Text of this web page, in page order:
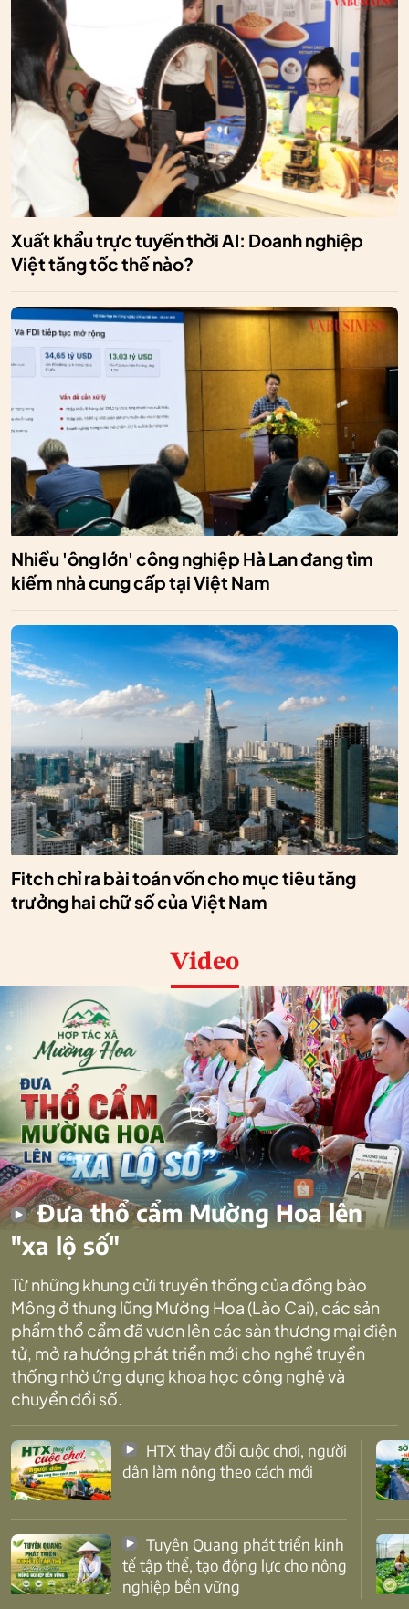
Xuất khẩu trực tuyến thời AI: Doanh nghiệp
Việt tăng tốc thế nào?
Nhiều 'ông lớn' công nghiệp Hà Lan đang tìm
kiếm nhà cung cấp tại Việt Nam
Fitch chỉ ra bài toán vốn cho mục tiêu tăng
trưởng hai chữ số của Việt Nam
Video
Đưa thổ cẩm Mường Hoa lên
"xa lộ số"
Từ những khung cửi truyền thống của đồng bào
Mông ở thung lũng Mường Hoa (Lào Cai), các sản
phẩm thổ cẩm đã vươn lên các sàn thương mại điện
tử, mở ra hướng phát triển mới cho nghề truyền
thống nhờ ứng dụng khoa học công nghệ và
chuyển đổi số.
dân làm nông theo cách mới
tế tập thể, tạo động lực cho nông
nghiệp bền vững